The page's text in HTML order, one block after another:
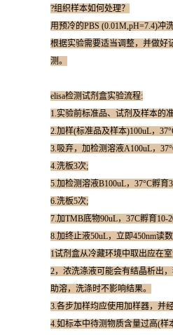
?组织样本如何处理？
用预冷的PBS (0.01M,pH=7.4)
根据实验需要适当调整，并做好
测。
elisa检测试剂盒实验流程:
1.实验前标准品、试剂及样本的
2.加样(标准品及样本)100uL，
3.吸弃，加检测溶液A100uL，
4.洗板3次;
5.加检测溶液B100uL，37°C孵育
6.洗板5次;
7.加TMB底物90uL，37C孵育10-
8.加终止液50uL，立即450nm读
1试剂盒从冷藏环境中取出应在
2，浓洗涤液可能会有结晶析出
助溶，洗涤时不影响结果。
3.各步加样均应使用加样器，并
4.如标本中待测物质含量过高(样